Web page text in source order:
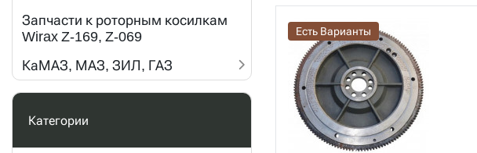
Запчасти к роторным косилкам
Wirax Z-169, Z-069
КаМАЗ, МАЗ, ЗИЛ, ГАЗ
Категории
Есть Варианты